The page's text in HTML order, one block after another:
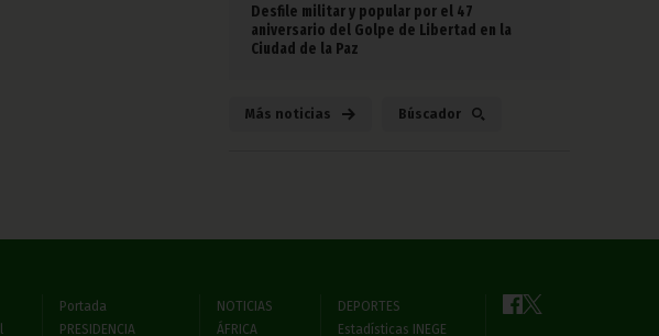
Desfile militar y popular por el 47
aniversario del Golpe de Libertad en la
Ciudad de la Paz
Más noticias Búscador
Portada
PRESIDENCIA
NOTICIAS
ÁFRICA
DEPORTES
Estadísticas INEGE